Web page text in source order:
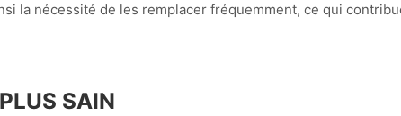
la nécessité de les remplacer fréquemment, ce qui
SAIN